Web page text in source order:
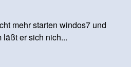
mehr starten windos7 und
läßt er sich nich...